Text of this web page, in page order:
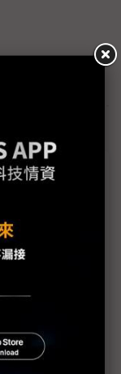
壇專輯
IT/CT的完美
研華扮演推
共同實現全方